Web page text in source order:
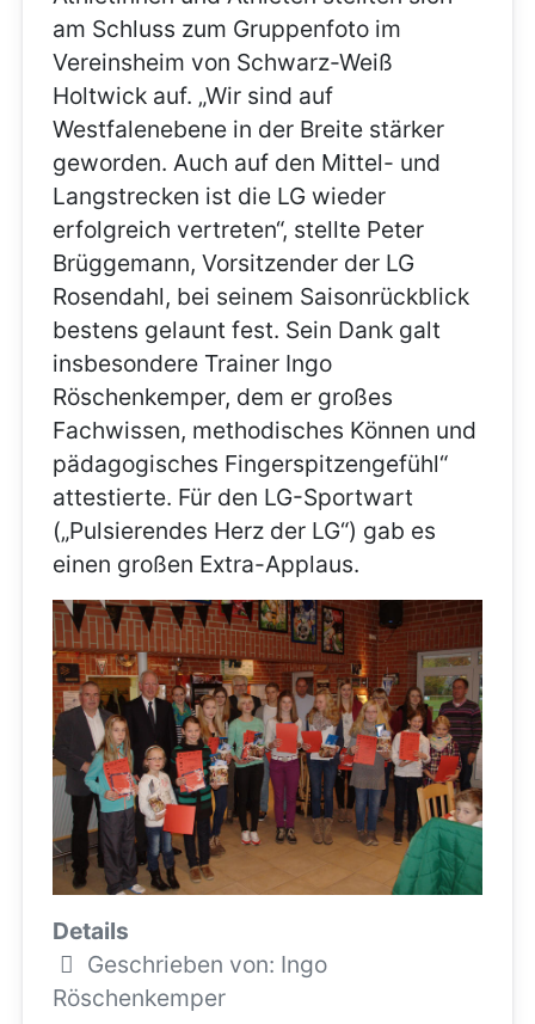
am Schluss zum Gruppenfoto im
Vereinsheim von Schwarz-Weiß
Holtwick auf. „Wir sind auf
Westfalenebene in der Breite stärker
geworden. Auch auf den Mittel- und
Langstrecken ist die LG wieder
erfolgreich vertreten“, stellte Peter
Brüggemann, Vorsitzender der LG
Rosendahl, bei seinem Saisonrückblick
bestens gelaunt fest. Sein Dank galt
insbesondere Trainer Ingo
Röschenkemper, dem er großes
Fachwissen, methodisches Können und
pädagogisches Fingerspitzengefühl“
attestierte. Für den LG-Sportwart
(„Pulsierendes Herz der LG“) gab es
einen großen Extra-Applaus.
Details
Geschrieben von: Ingo
Röschenkemper